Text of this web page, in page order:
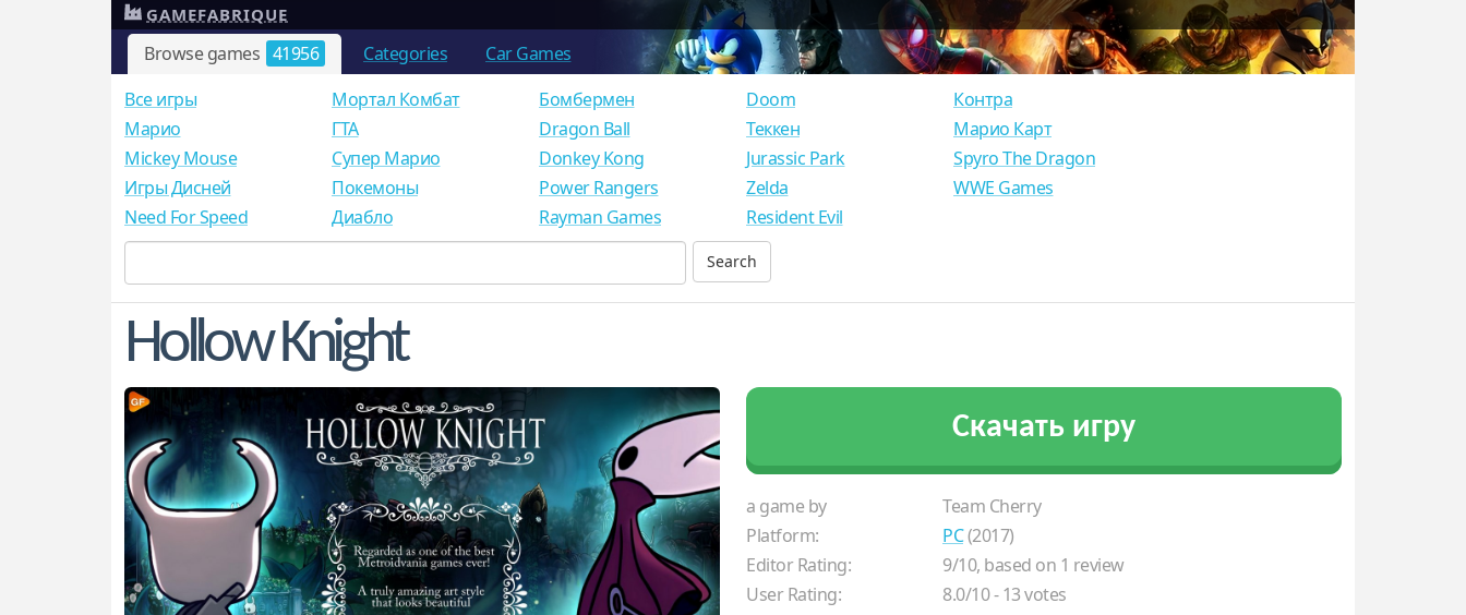
Browse games 41956 Categories Car Games
GAMEFABRIQUE
Все игры
Mарио
Mickey Mouse
Игры Дисней
Need For Speed
Мортал Комбат
ГТА
Супер Марио
Покемоны
Диабло
Бомбермен
Dragon Ball
Donkey Kong
Power Rangers
Rayman Games
Doom
Теккен
Jurassic Park
Zelda
Resident Evil
Контра
Марио Карт
Spyro The Dragon
WWE Games
Hollow Knight
Скачать игру
a game by
Team Cherry
Platform:
PC(2017)
Editor Rating:
9/10, based on 1 review
User Rating:
8.0/10-13votes